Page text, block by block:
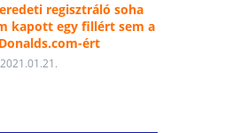
regisztráló soha
kapott egy fillért sem a
ért
2021.01.21.